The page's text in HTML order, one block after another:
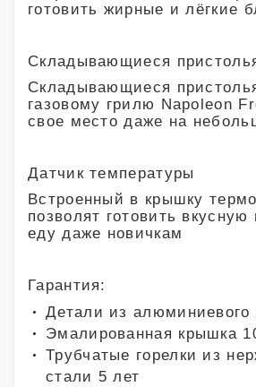
готовить жирные и лёгкие
Складывающиеся
Складывающиеся
газовому грилю Napoleon
свое место даже на
Датчик температуры
Встроенный в крышку
позволят готовить
еду даже новичкам
Гарантия:
Детали из алюминиевого
Эмалированная крышка
Трубчатые горелки из
стали 5 лет